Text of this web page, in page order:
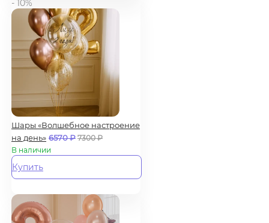
- 10%
Шары «Волшебное настроение
на день» 6570₽ 7300₽
В наличии
Купить